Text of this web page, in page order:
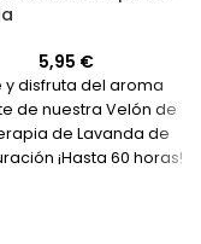
5,95 €
y disfruta del aroma
de nuestra Velón de
de Lavanda de
¡Hasta 60 horas!